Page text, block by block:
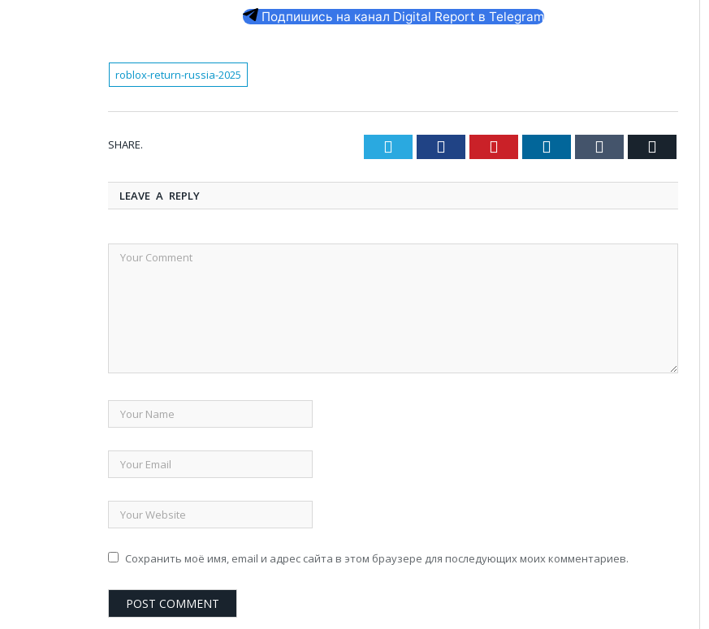
Подпишись на канал Digital Report в Telegram
roblox-return-russia-2025
SHARE. Twitter Facebook Pinterest LinkedIn Tumblr
LEAVE A REPLY
Сохранить моё имя, email и адрес сайта в этом браузере для последующих моих комментариев.